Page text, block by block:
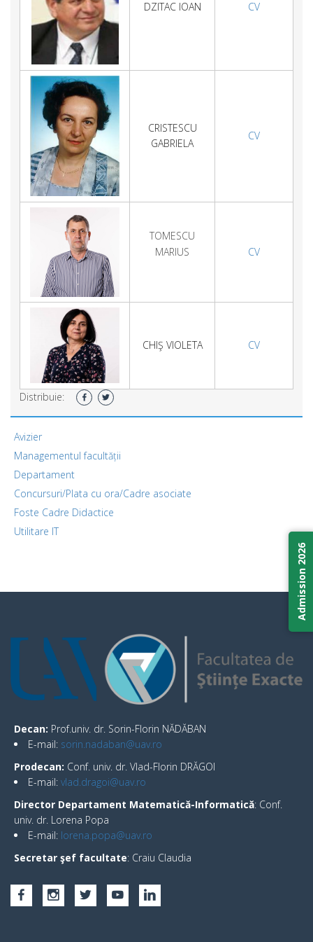
DZITAC IOAN CV
CRISTESCU
GABRIELA
CV
TOMESCU
MARIUS
CV
CHIŞ VIOLETA CV
Distribuie:
Avizier
Managementul facultății
Departament
Concursuri/Plata cu ora/Cadre asociate
Foste Cadre Didactice
Utilitare IT
Decan: Prof.univ. dr. Sorin-Florin NĂDĂBAN
E-mail: sorin.nadaban@uav.ro
Prodecan: Conf. univ. dr. Vlad-Florin DRĂGOI
E-mail: vlad.dragoi@uav.ro
Director Departament Matematică-Informatică: Conf.
univ. dr. Lorena Popa
E-mail: lorena.popa@uav.ro
Secretar şef facultate: Craiu Claudia
Admission 2026